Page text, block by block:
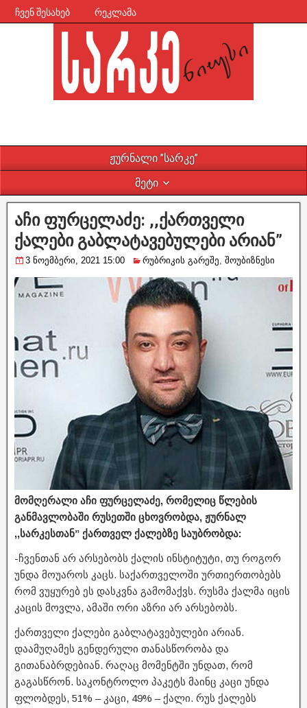
ჩვენ შესახებ რეკლამა
ჟურნალი ”სარკე”
მეტი
აჩი ფურცელაძე: ,,ქართველი
ქალები გაბლატავებულები არიან”
3 ნოემბერი, 2021 15:00 რუბრიკის გარეშე, შოუბიზნესი
მომღერალი აჩი ფურცელაძე, რომელიც წლების
განმავლობაში რუსეთში ცხოვრობდა, ჟურნალ
,,სარკესთან” ქართველ ქალებზე საუბრობდა:
-ჩვენთან არ არსებობს ქალის ინსტიტუტი, თუ როგორ
უნდა მოუაროს კაცს. საქართველოში ურთიერთობებს
რომ ვუყურებ ეს დასკვნა გამომაქვს. რუსმა ქალმა იცის
კაცის მოვლა, ამაში ორი აზრი არ არსებობს.
ქართველი ქალები გაბლატავებულები არიან.
დაამუღამეს გენდერული თანასწორობა და
გითანაბრდებიან. რაღაც მომენტში უნდათ, რომ
გაგასწრონ. საკონტროლო პაკეტს მაინც კაცი უნდა
ფლობდეს, 51% – კაცი, 49% – ქალი. რუს ქალებს